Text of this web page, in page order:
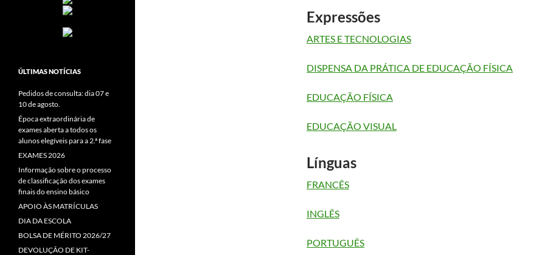
Expressões
ARTES E TECNOLOGIAS
DISPENSA DA PRÁTICA DE EDUCAÇÃO FÍSICA
EDUCAÇÃO FÍSICA
EDUCAÇÃO VISUAL
Línguas
FRANCÊS
INGLÊS
PORTUGUÊS
ÚLTIMAS NOTÍCIAS
Pedidos de consulta: dia 07 e
10 de agosto.
Época extraordinária de
exames aberta a todos os
alunos elegíveis para a 2.ª fase
EXAMES 2026
Informação sobre o processo
de classificação dos exames
finais do ensino básico
APOIO ÀS MATRÍCULAS
DIA DA ESCOLA
BOLSA DE MÉRITO 2026/27
DEVOLUÇÃO DE KIT-